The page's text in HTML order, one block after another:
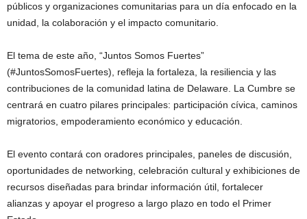
públicos y organizaciones comunitarias para un día enfocado en la
unidad, la colaboración y el impacto comunitario.
El tema de este año, “Juntos Somos Fuertes”
(#JuntosSomosFuertes), refleja la fortaleza, la resiliencia y las
contribuciones de la comunidad latina de Delaware. La Cumbre se
centrará en cuatro pilares principales: participación cívica, caminos
migratorios, empoderamiento económico y educación.
El evento contará con oradores principales, paneles de discusión,
oportunidades de networking, celebración cultural y exhibiciones de
recursos diseñadas para brindar información útil, fortalecer
alianzas y apoyar el progreso a largo plazo en todo el Primer